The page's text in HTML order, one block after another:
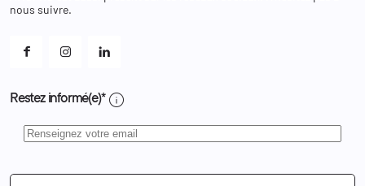
Et les cookies ?
nous suivre.
Restez informé(e)* info